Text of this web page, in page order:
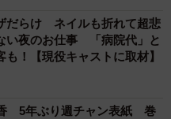
だらけ ネイルも折れて超悲
夜のお仕事 「病院代」と
！【現役キャストに取材】
5年ぶり週チャン表紙 巻